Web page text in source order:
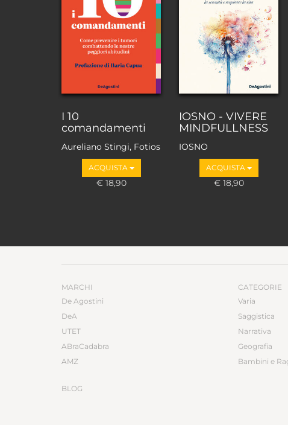
I 10
comandamenti
Aureliano Stingi, Fotios
Loupakis
ACQUISTA
€ 18,90
IOSNO - VIVERE
MINDFULLNESS
IOSNO
ACQUISTA
€ 18,90
MARCHI
De Agostini
DeA
UTET
ABraCadabra
AMZ
BLOG
CATEGORIE
Varia
Saggistica
Narrativa
Geografia
Bambini e